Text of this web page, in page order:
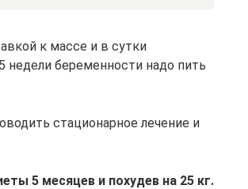
к массе и в сутки
недели беременности надо пить
стационарное лечение и
5 месяцев и похудев на 25 кг.